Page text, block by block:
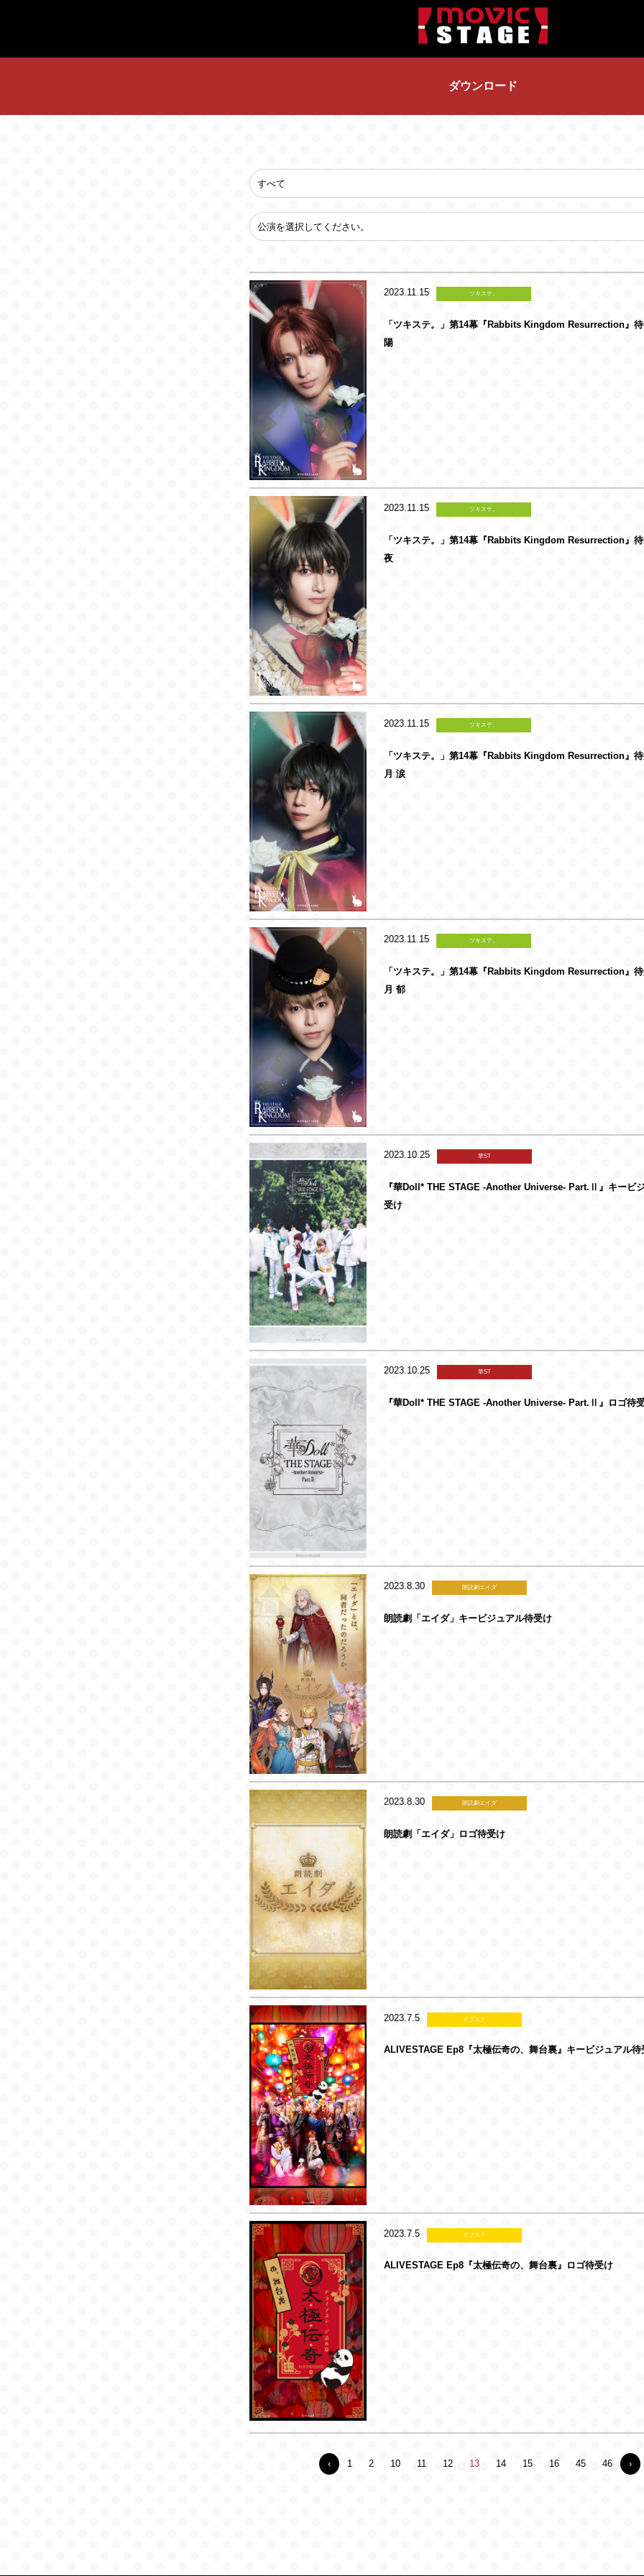
ダウンロード
2023.11.15 ツキステ。
「ツキステ。」第14幕『Rabbits Kingdom Resurrection』
陽
2023.11.15 ツキステ。
「ツキステ。」第14幕『Rabbits Kingdom Resurrection』
夜
2023.11.15 ツキステ。
「ツキステ。」第14幕『Rabbits Kingdom Resurrection』
月 涙
2023.11.15 ツキステ。
「ツキステ。」第14幕『Rabbits Kingdom Resurrection』
月 郁
2023.10.25 華ST
『華Doll* THE STAGE -Another Universe- Part.Ⅱ』キービ
受け
2023.10.25 華ST
『華Doll* THE STAGE -Another Universe- Part.Ⅱ』ロゴ待
2023.8.30 朗読劇エイダ
朗読劇「エイダ」キービジュアル待受け
2023.8.30 朗読劇エイダ
朗読劇「エイダ」ロゴ待受け
2023.7.5 イブステ
ALIVESTAGE Ep8『太極伝奇の、舞台裏』キービジュアル待
2023.7.5 イブステ
ALIVESTAGE Ep8『太極伝奇の、舞台裏』ロゴ待受け
‹ 1 2 10 11 12 13 14 15 16 45 46 ›